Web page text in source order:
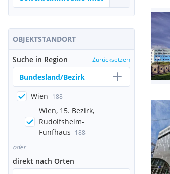
OBJEKTSTANDORT
Suche in Region Zurücksetzen
Bundesland/Bezirk
Wien 188
Wien, 15. Bezirk,
Rudolfsheim-
Fünfhaus 188
oder
direkt nach Orten